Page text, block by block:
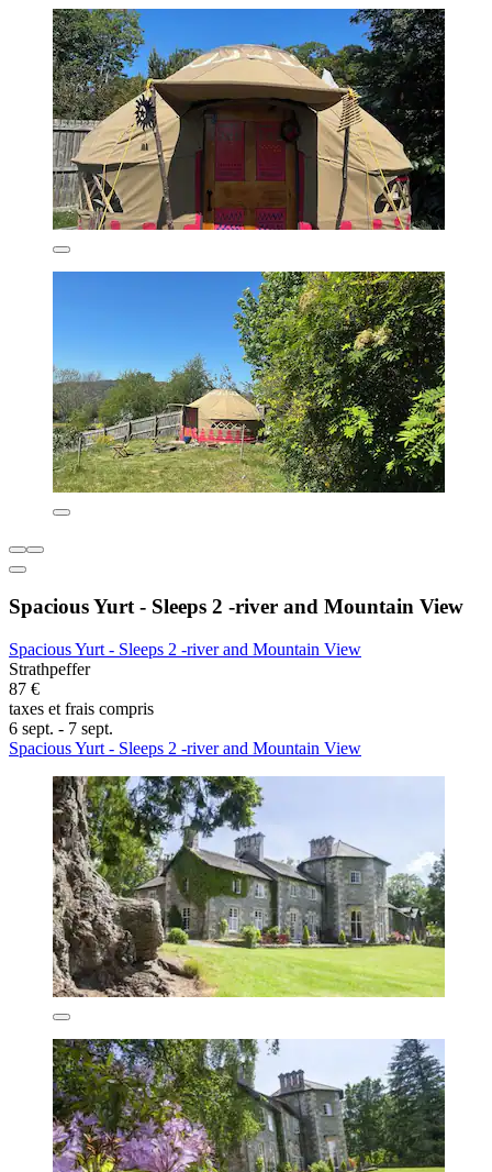
Spacious Yurt - Sleeps 2 -river and Mountain View
Spacious Yurt - Sleeps 2 -river and Mountain View
Strathpeffer
87 €
taxes et frais compris
6 sept. - 7 sept.
Spacious Yurt - Sleeps 2 -river and Mountain View